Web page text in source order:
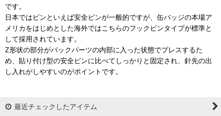
です。
日本ではピンといえば安全ピンが一般的ですが、缶バッジの本場ア
メリカをはじめとした海外ではこちらのフックピンタイプが標準と
して採用されています。
Z形状の部分がバックパーツの内部に入った状態でプレスするた
め、貼り付け型の安全ピンに比べてしっかりと固定され、針先の出
し入れがしやすいのがポイントです。
最近チェックしたアイテム